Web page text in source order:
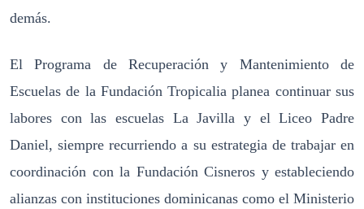
demás.
El Programa de Recuperación y Mantenimiento de
Escuelas de la Fundación Tropicalia planea continuar sus
labores con las escuelas La Javilla y el Liceo Padre
Daniel, siempre recurriendo a su estrategia de trabajar en
coordinación con la Fundación Cisneros y estableciendo
alianzas con instituciones dominicanas como el Ministerio